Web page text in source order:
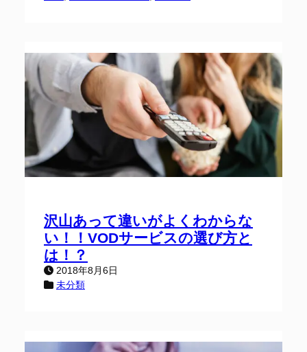
沢山あって違いがよくわからな
い！！VODサービスの選び方と
は！？
2018年8月6日
未分類